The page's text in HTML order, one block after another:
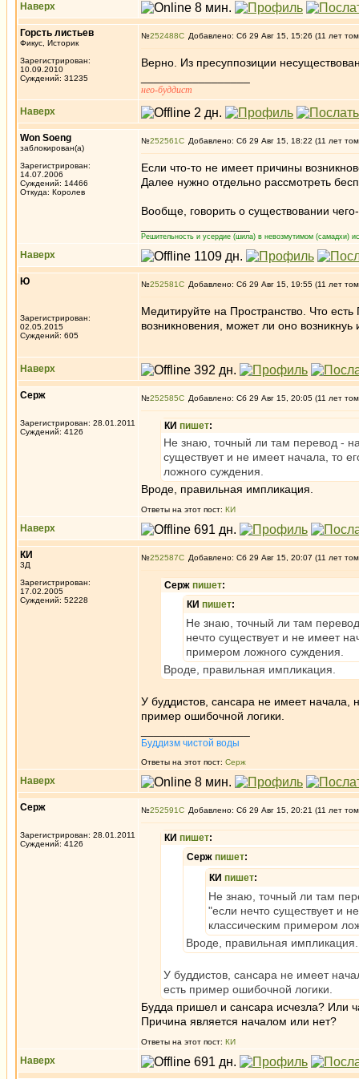
Наверх
Горсть листьев
Фикус, Историк
Зарегистрирован:
10.09.2010
Суждений: 31235
№252488 Добавлено: Сб 29 Авг 15, 15:26 (11 лет
Верно. Из пресуппозиции
нео-буддист
Наверх
Won Soeng
заблокирован(а)
Зарегистрирован:
14.07.2006
Суждений: 14466
Откуда: Королев
№252561 Добавлено: Сб 29 Авг 15, 18:22 (11 лет
Если что-то не имеет причины
Далее нужно отдельно рассмотреть
Вообще, говорить о существовании
Решительность и усердие (шила) в невозмутимом (самадхи)
Наверх
Ю
Зарегистрирован:
02.05.2015
Суждений: 605
№252581 Добавлено: Сб 29 Авг 15, 19:55 (11 лет
Медитируйте на Пространство. Что
возникновения, может ли оно возникнуь
Наверх
Серж
Зарегистрирован: 28.01.2011
Суждений: 4126
№252585 Добавлено: Сб 29 Авг 15, 20:05 (11 лет
КИ пишет:
Не знаю, точный ли там перевод -
существует и не имеет начала, то
ложного суждения.
Вроде, правильная импликация.
Ответы на этот пост: КИ
Наверх
КИ
3Д
Зарегистрирован:
17.02.2005
Суждений: 52228
№252587 Добавлено: Сб 29 Авг 15, 20:07 (11 лет
Серж пишет:
КИ пишет:
Не знаю, точный ли там
нечто существует и не имеет
примером ложного суждения.
Вроде, правильная импликация.
У буддистов, сансара не имеет начала,
пример ошибочной логики.
Буддизм чистой воды
Ответы на этот пост: Серж
Наверх
Серж
Зарегистрирован: 28.01.2011
Суждений: 4126
№252591 Добавлено: Сб 29 Авг 15, 20:21 (11 лет
КИ пишет:
Серж пишет:
КИ пишет:
Не знаю, точный ли там
"если нечто существует и
классическим примером
Вроде, правильная импликация.
У буддистов, сансара не имеет
есть пример ошибочной логики.
Будда пришел и сансара исчезла? Или
Причина является началом или нет?
Ответы на этот пост: КИ
Наверх